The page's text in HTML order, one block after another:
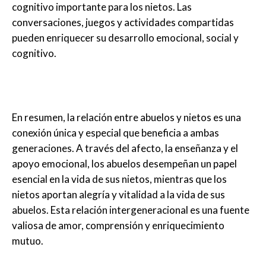
cognitivo importante para los nietos. Las
conversaciones, juegos y actividades compartidas
pueden enriquecer su desarrollo emocional, social y
cognitivo.
En resumen, la relación entre abuelos y nietos es una
conexión única y especial que beneficia a ambas
generaciones. A través del afecto, la enseñanza y el
apoyo emocional, los abuelos desempeñan un papel
esencial en la vida de sus nietos, mientras que los
nietos aportan alegría y vitalidad a la vida de sus
abuelos. Esta relación intergeneracional es una fuente
valiosa de amor, comprensión y enriquecimiento
mutuo.